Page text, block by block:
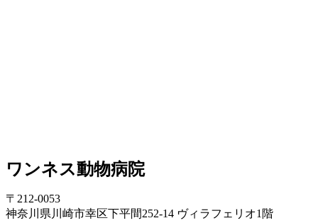
ワンネス動物病院
〒212-0053
神奈川県川崎市幸区下平間252-14 ヴィラフェリオ1階